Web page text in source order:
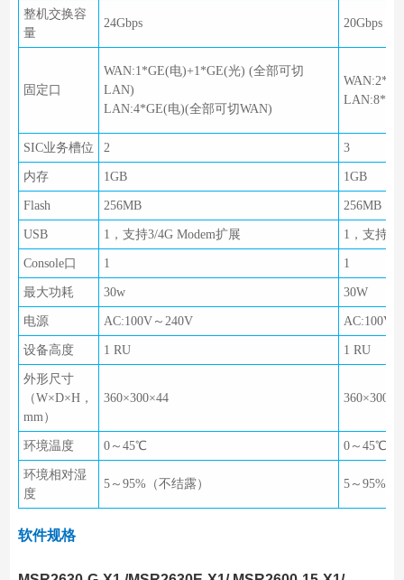
整机交换容
量
24Gbps 20Gbps
固定口
WAN:1*GE(电)+1*GE(光) (全部可切
LAN)
LAN:4*GE(电)(全部可切WAN)
SIC业务槽位 2 3
内存 1GB 1GB
Flash 256MB 256MB
USB 1，支持3/4G Modem扩展 1，支持3/
Console口 1 1
最大功耗 30w 30W
电源 AC:100V～240V AC:100V
设备高度 1 RU 1 RU
外形尺寸
（W×D×H，
mm）
360×300×44
环境温度 0～45℃ 0～45℃
环境相对湿
度
5～95%（不结露） 5～95%（
软件规格